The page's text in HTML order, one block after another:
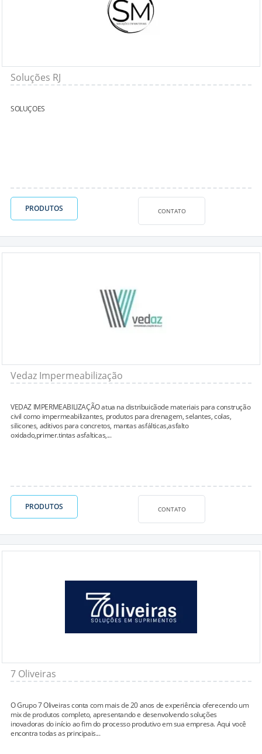
Soluções RJ
SOLUÇOES
PRODUTOS CONTATO
Vedaz Impermeabilização
VEDAZ IMPERMEABILIZAÇÃO atua na distribuicãode materiais para construção
civil como impermeabilizantes, produtos para drenagem, selantes, colas,
silicones, aditivos para concretos, mantas asfálticas,asfalto
oxidado,primer.tintas asfalticas,...
PRODUTOS CONTATO
7 Oliveiras
O Grupo 7 Oliveiras conta com mais de 20 anos de experiência oferecendo um
mix de produtos completo, apresentando e desenvolvendo soluções
inovadoras do início ao fim do processo produtivo em sua empresa. Aqui você
encontra todas as principais...